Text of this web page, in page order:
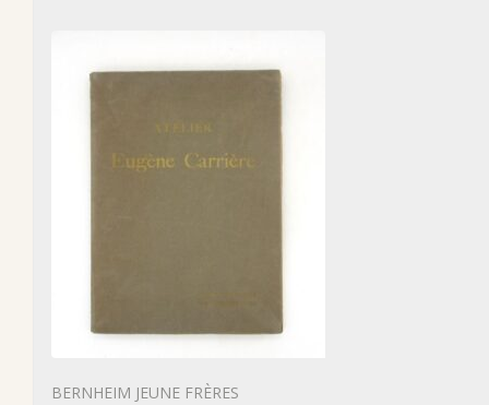
BERNHEIM JEUNE FRÈRES